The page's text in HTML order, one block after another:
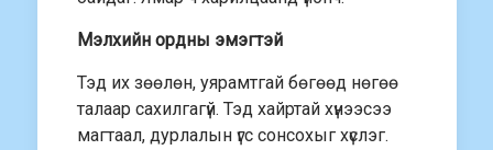
Мэлхийн ордны эмэгтэй
Тэд их зөөлөн, уярамтгай бөгөөд нөгөө
талаар сахилгагүй. Тэд хайртай хүнээсээ
магтаал, дурлалын үгс сонсохыг хүслэг.